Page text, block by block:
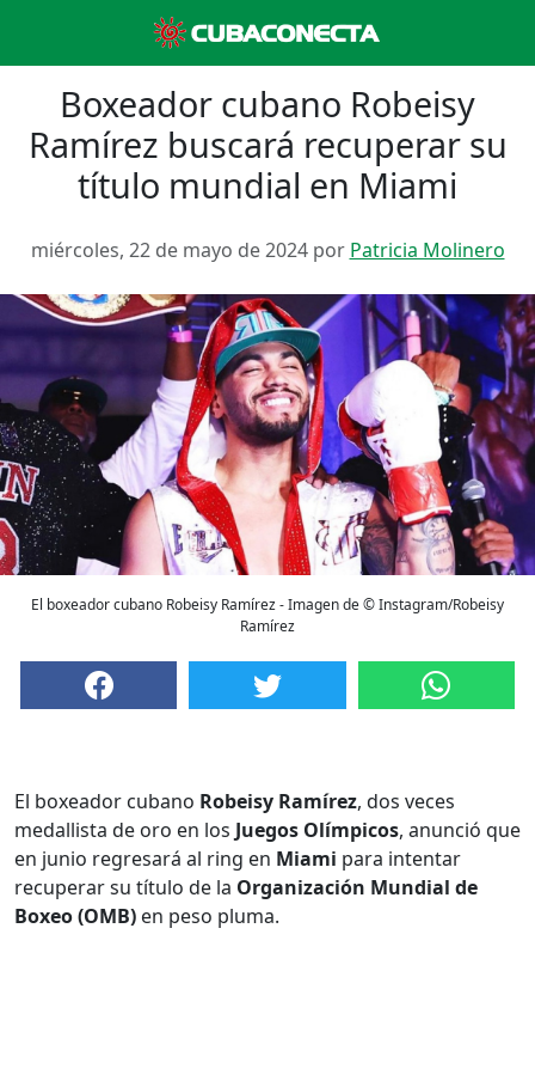
Boxeador cubano Robeisy
Ramírez buscará recuperar su
título mundial en Miami
miércoles, 22 de mayo de 2024 por Patricia Molinero
El boxeador cubano Robeisy Ramírez - Imagen de © Instagram/Robeisy
Ramírez
El boxeador cubano Robeisy Ramírez, dos veces
medallista de oro en los Juegos Olímpicos, anunció que
en junio regresará al ring en Miami para intentar
recuperar su título de la Organización Mundial de
Boxeo (OMB) en peso pluma.